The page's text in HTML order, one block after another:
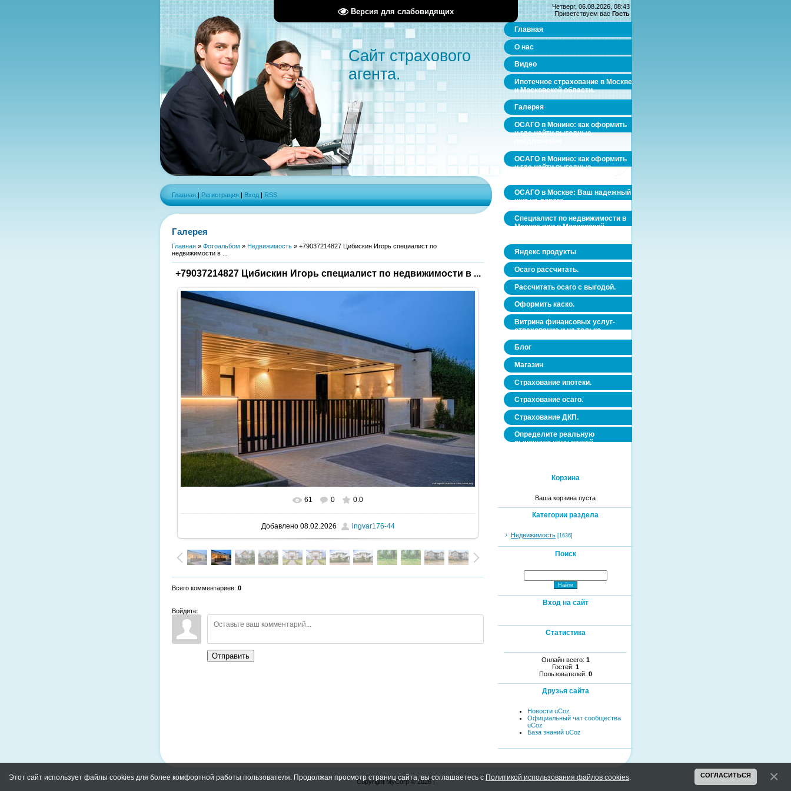
Версия для слабовидящих
Сайт страхового
агента.
Главная | Регистрация | Вход | RSS
Галерея
Главная » Фотоальбом » Недвижимость » +79037214827 Цибискин Игорь специалист по
недвижимости в ...
+79037214827 Цибискин Игорь специалист по недвижимости в ...
В реальном размере 1600x1067
61 0 0.0
Добавлено08.02.2026 ingvar176-44
Всего комментариев: 0
Войдите:
Отправить
Четверг, 06.08.2026, 08:43
Приветствуем вас Гость
Главная
О нас
Видео
Ипотечное страхование в Москве
и Московской области.
Галерея
ОСАГО в Монино: как оформить
и где найти выгодные
ОСАГО в Монино: как оформить
и где найти выгодные
ОСАГО в Москве: Ваш надежный
щит на дороге
Специалист по недвижимости в
Москве или в Московской
Яндекс продукты
Осаго рассчитать.
Рассчитать осаго с выгодой.
Оформить каско.
Витрина финансовых услуг-
страхование и не только.
Блог
Магазин
Страхование ипотеки.
Страхование осаго.
Страхование ДКП.
Определите реальную
рыночную цену вашей
Корзина
Ваша корзина пуста
Категории раздела
Недвижимость [1636]
Поиск
Вход на сайт
Статистика
Онлайн всего: 1
Гостей: 1
Пользователей: 0
Друзья сайта
Новости uCoz
Официальный чат сообщества
uCoz
База знаний uCoz
Copyright MyCorp © 2026|
Этот сайт использует файлы cookies для более комфортной работы пользователя. Продолжая просмотр страниц сайта, вы соглашаетесь с Политикой использования файлов cookies СОГЛАСИТЬСЯ